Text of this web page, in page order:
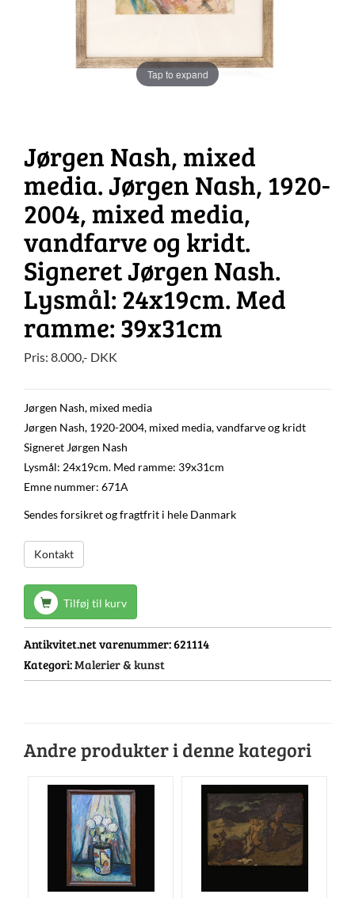
Tap to expand
Jørgen Nash, mixed
media. Jørgen Nash, 1920-
2004, mixed media,
vandfarve og kridt.
Signeret Jørgen Nash.
Lysmål: 24x19cm. Med
ramme: 39x31cm
Pris: 8.000,- DKK
Jørgen Nash, mixed media
Jørgen Nash, 1920-2004, mixed media, vandfarve og kridt
Signeret Jørgen Nash
Lysmål: 24x19cm. Med ramme: 39x31cm
Emne nummer: 671A
Sendes forsikret og fragtfrit i hele Danmark
Kontakt
Tilføj til kurv
Antikvitet.net varenummer:621114
Kategori:Malerier & kunst
Andre produkter i denne kategori